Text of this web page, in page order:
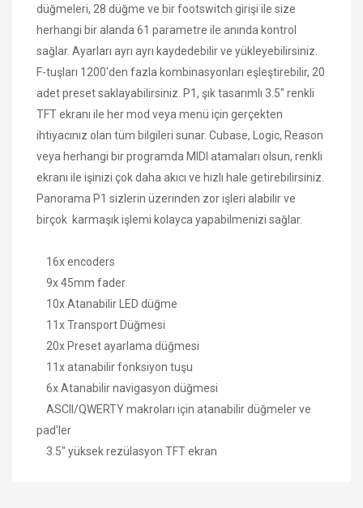
düğmeleri, 28 düğme ve bir footswitch girişi ile size
herhangi bir alanda 61 parametre ile anında kontrol
sağlar. Ayarları ayrı ayrı kaydedebilir ve yükleyebilirsiniz.
F-tuşları 1200'den fazla kombinasyonları eşleştirebilir, 20
adet preset saklayabilirsiniz. P1, şık tasarımlı 3.5" renkli
TFT ekranı ile her mod veya menü için gerçekten
ihtiyacınız olan tüm bilgileri sunar. Cubase, Logic, Reason
veya herhangi bir programda MIDI atamaları olsun, renkli
ekranı ile işinizi çok daha akıcı ve hızlı hale getirebilirsiniz.
Panorama P1 sizlerin üzerinden zor işleri alabilir ve
birçok karmaşık işlemi kolayca yapabilmenizi sağlar.
16x encoders
9x 45mm fader
10x Atanabilir LED düğme
11x Transport Düğmesi
20x Preset ayarlama düğmesi
11x atanabilir fonksiyon tuşu
6x Atanabilir navigasyon düğmesi
ASCII/QWERTY makroları için atanabilir düğmeler ve
pad'ler
3.5" yüksek rezülasyon TFT ekran